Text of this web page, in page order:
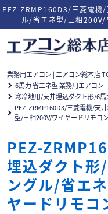
PEZ-ZRMP160D3/三菱電機
ル/省エネ型/三相200V/
業務用エアコン | エアコン総本店
6馬力 省エネ型 業務用エアコン
寒冷地用/天井埋込ダクト形/6
PEZ-ZRMP160D3/三菱電機/天
型/三相200V/ワイヤードリモコン
PEZ-
埋込ダクト
ングル/省エ
ヤードリモコ